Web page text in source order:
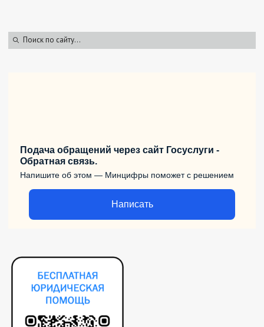
Подача обращений через сайт Госуслуги -
Обратная связь.
Напишите об этом — Минцифры поможет с решением
Написать